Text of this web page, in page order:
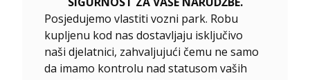
Posjedujemo vlastiti vozni park. Robu
kupljenu kod nas dostavljaju isključivo
naši djelatnici, zahvaljujući čemu ne samo
da imamo kontrolu nad statusom vaših